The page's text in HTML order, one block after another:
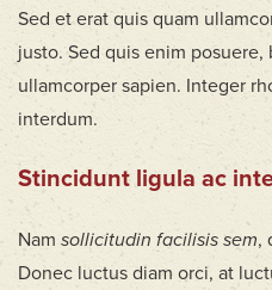
Sed et erat quis quam
justo. Sed quis enim
ullamcorper sapien. Integer
interdum.
Stincidunt ligula ac
Nam sollicitudin facilisis sem,
Donec luctus diam orci, at